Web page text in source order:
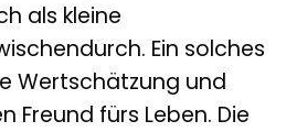
als kleine
Ein solches
Wertschätzung und
Freund fürs Leben. Die